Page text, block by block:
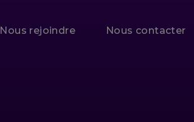
Nous rejoindre Nous contacter